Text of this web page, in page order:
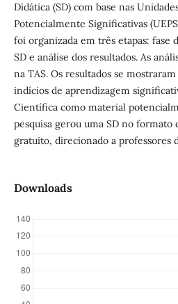
Didática (SD) com base nas
Potencialmente Significativas
foi organizada em três etapas: fase
SD e análise dos resultados. As
na TAS. Os resultados se
indícios de aprendizagem
Científica como material
pesquisa gerou uma SD no formato
gratuito, direcionado a professores
Downloads